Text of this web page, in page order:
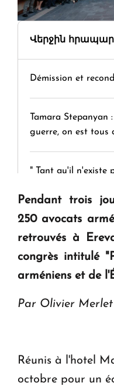
Վերջին
Démission et
Tamara Stepanyan
guerre, on est tous
" Tant qu'il n'existe
KASA : 30 ans
en Arménie
Le premier hôtel
Pendant trois
250 avocats
retrouvés à
congrès intitulé
arméniens et de
Par Olivier Merlet
Réunis à l'hotel
octobre pour un